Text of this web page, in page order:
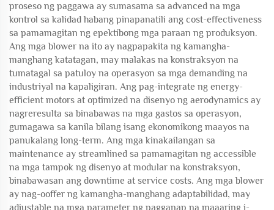
proseso ng paggawa ay sumasama sa advanced na mga
kontrol sa kalidad habang pinapanatili ang cost-effectiveness
sa pamamagitan ng epektibong mga paraan ng produksyon.
Ang mga blower na ito ay nagpapakita ng kamangha-
manghang katatagan, may malakas na konstraksyon na
tumatagal sa patuloy na operasyon sa mga demanding na
industriyal na kapaligiran. Ang pag-integrate ng energy-
efficient motors at optimized na disenyo ng aerodynamics ay
nagreresulta sa binabawas na mga gastos sa operasyon,
gumagawa sa kanila bilang isang ekonomikong maayos na
panukalang long-term. Ang mga kinakailangan sa
maintenance ay streamlined sa pamamagitan ng accessible
na mga tampok ng disenyo at modular na konstraksyon,
binabawasan ang downtime at service costs. Ang mga blower
ay nag-ooffer ng kamangha-manghang adaptabilidad, may
adjustable na mga parameter ng pagganap na maaaring i-